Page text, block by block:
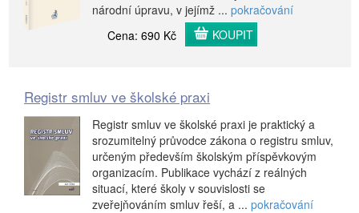
národní úpravu, v jejímž ... pokračování
Cena: 690 Kč
KOUPIT
Registr smluv ve školské praxi
Registr smluv ve školské praxi je praktický a
srozumitelný průvodce zákona o registru smluv,
určeným především školským příspěvkovým
organizacím. Publikace vychází z reálných
situací, které školy v souvislosti se
zveřejňováním smluv řeší, a ... pokračování